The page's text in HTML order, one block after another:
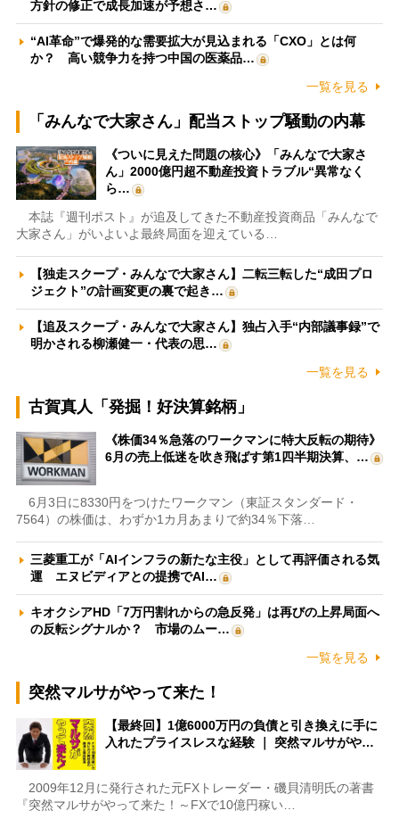
方針の修正で成長加速が予想さ…
“AI革命”で爆発的な需要拡大が見込まれる「CXO」とは何
か？ 高い競争力を持つ中国の医薬品…
一覧を見る
「みんなで大家さん」配当ストップ騒動の内幕
《ついに見えた問題の核心》「みんなで大家さ
ん」2000億円超不動産投資トラブル“異常なく
ら…
本誌『週刊ポスト』が追及してきた不動産投資商品「みんなで
大家さん」がいよいよ最終局面を迎えている…
【独走スクープ・みんなで大家さん】二転三転した“成田プロ
ジェクト”の計画変更の裏で起き…
【追及スクープ・みんなで大家さん】独占入手“内部議事録”で
明かされる柳瀬健一・代表の思…
一覧を見る
古賀真人「発掘！好決算銘柄」
《株価34％急落のワークマンに特大反転の期待》
6月の売上低迷を吹き飛ばす第1四半期決算、…
6月3日に8330円をつけたワークマン（東証スタンダード・
7564）の株価は、わずか1カ月あまりで約34％下落…
三菱重工が「AIインフラの新たな主役」として再評価される気
運 エヌビディアとの提携でAI…
キオクシアHD「7万円割れからの急反発」は再びの上昇局面へ
の反転シグナルか？ 市場のムー…
一覧を見る
突然マルサがやって来た！
【最終回】1億6000万円の負債と引き換えに手に
入れたプライスレスな経験 ｜ 突然マルサがや…
2009年12月に発行された元FXトレーダー・磯貝清明氏の著書
『突然マルサがやって来た！～FXで10億円稼い…